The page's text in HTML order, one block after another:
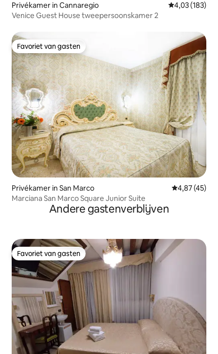
Privékamer in Cannaregio Gemiddelde
4,03 (183)
Venice Guest House tweepersoonskamer 2
Favoriet van gasten
Favoriet van gasten
Privékamer in San Marco Gemiddelde
4,87 (45)
Marciana San Marco Square Junior Suite
Andere gastenverblijven
Favoriet van gasten
Favoriet van gasten